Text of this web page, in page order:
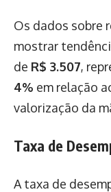
Os dados sobre
mostrar
de R$ 3.507,
4% em relação
valorização da
Taxa de
A taxa de